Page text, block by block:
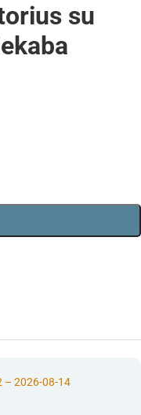
su
– 2026-08-14